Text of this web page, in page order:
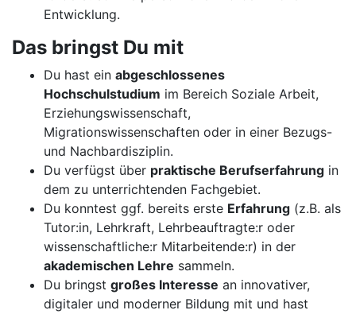
Entwicklung.
Das bringst Du mit
Du hast ein abgeschlossenes
Hochschulstudium im Bereich Soziale Arbeit,
Erziehungswissenschaft,
Migrationswissenschaften oder in einer Bezugs-
und Nachbardisziplin.
Du verfügst über praktische Berufserfahrung in
dem zu unterrichtenden Fachgebiet.
Du konntest ggf. bereits erste Erfahrung (z.B. als
Tutor:in, Lehrkraft, Lehrbeauftragte:r oder
wissenschaftliche:r Mitarbeitende:r) in der
akademischen Lehre sammeln.
Du bringst großes Interesse an innovativer,
digitaler und moderner Bildung mit und hast